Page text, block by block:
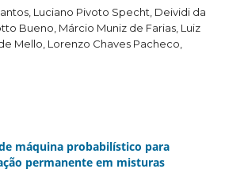
Luciano Pivoto Specht, Deividi da
Bueno, Márcio Muniz de Farias, Luiz
Mello, Lorenzo Chaves Pacheco,
máquina probabilístico para
permanente em misturas